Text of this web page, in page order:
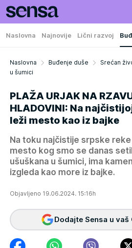
Naslovna Najnovije Lični razvoj
Naslovna Buđenje duše Srećan
u šumici
PLAŽA URJAK NA
HLADOVINI: Na
leži mesto kao iz bajke
Na toku najčistije srpske reke
mesto kog smo se danas
ušuškana u šumici, ima
izgleda kao more iz bajke.
Objavljeno 19.06.2024. 15:16h
Dodajte Sensa u